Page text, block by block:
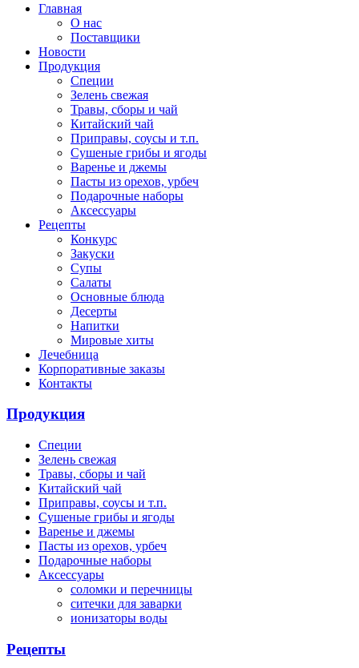
Главная
О нас
Поставщики
Новости
Продукция
Специи
Зелень свежая
Травы, сборы и чай
Китайский чай
Приправы, соусы и т.п.
Сушеные грибы и ягоды
Варенье и джемы
Пасты из орехов, урбеч
Подарочные наборы
Аксессуары
Рецепты
Конкурс
Закуски
Супы
Салаты
Основные блюда
Десерты
Напитки
Мировые хиты
Лечебница
Корпоративные заказы
Контакты
Продукция
Специи
Зелень свежая
Травы, сборы и чай
Китайский чай
Приправы, соусы и т.п.
Сушеные грибы и ягоды
Варенье и джемы
Пасты из орехов, урбеч
Подарочные наборы
Аксессуары
cоломки и перечницы
ситечки для заварки
ионизаторы воды
Рецепты